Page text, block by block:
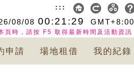
:::
08/08 00:21:29 GMT+8:00
頁時，請按 F5 取得最新時間及活動資訊
申請 場地租借 我的紀錄